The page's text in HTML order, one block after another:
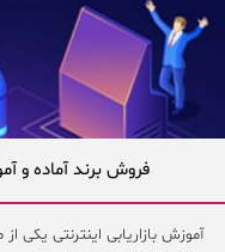
فروش برند آماده و آموزش
آموزش بازاریابی اینترنتی